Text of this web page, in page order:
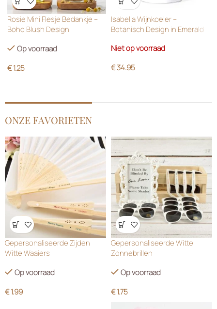
Wensenlijst
Rosie Mini Flesje Bedankje –
Boho Blush Design
Op voorraad
€1.25
Wensenlijst
Isabella Wijnkoeler –
Botanisch Design in Emerald
Niet op voorraad
€34.95
ONZE FAVORIETEN
Wensenlijst
Gepersonaliseerde Zijden
Witte Waaiers
Op voorraad
€1.99
Wensenlijst
Gepersonaliseerde Witte
Zonnebrillen
Op voorraad
€1.75